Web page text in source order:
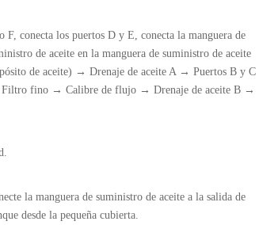
conecta los puertos D y E, conecta la manguera de
de aceite en la manguera de suministro de aceite
de aceite) → Drenaje de aceite A → Puertos B y C
Filtro fino → Calibre de flujo → Drenaje de aceite B →
la manguera de suministro de aceite a la salida de
desde la pequeña cubierta.